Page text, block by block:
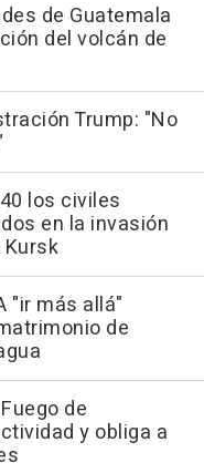
de Guatemala
del volcán de
Trump: "No
los civiles
en la invasión
"ir más allá"
de
de
y obliga a